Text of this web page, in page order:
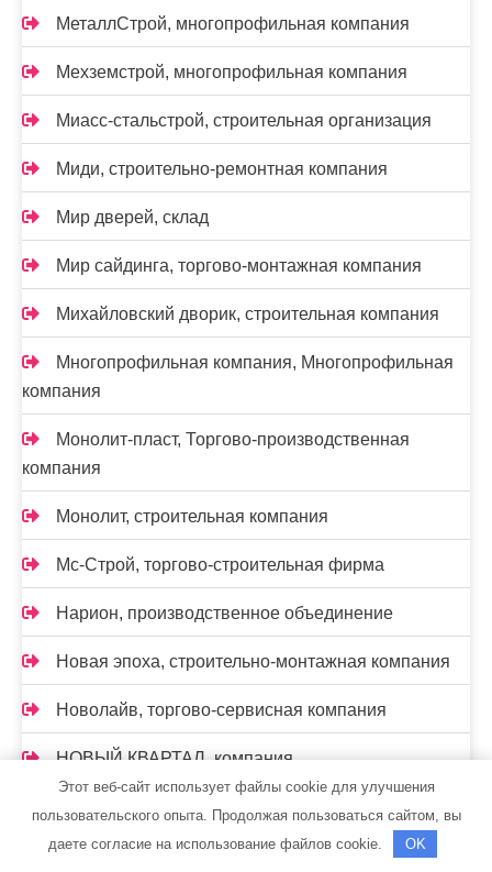
МеталлСтрой, многопрофильная компания
Мехземстрой, многопрофильная компания
Миасс-cтальстрой, строительная организация
Миди, строительно-ремонтная компания
Мир дверей, склад
Мир сайдинга, торгово-монтажная компания
Михайловский дворик, строительная компания
Многопрофильная компания, Многопрофильная
компания
Монолит-пласт, Торгово-производственная
компания
Монолит, строительная компания
Мс-Строй, торгово-строительная фирма
Нарион, производственное объединение
Новая эпоха, строительно-монтажная компания
Новолайв, торгово-сервисная компания
НОВЫЙ КВАРТАЛ, компания
Нон-Стоп, монтажная компания
Этот веб-сайт использует файлы cookie для улучшения
пользовательского опыта. Продолжая пользоваться сайтом, вы
даете согласие на использование файлов cookie.
OK